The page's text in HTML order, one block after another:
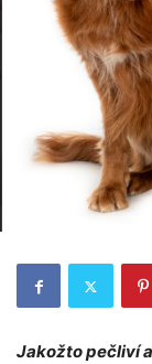
Jakožto pečliví